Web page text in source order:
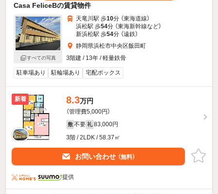
Casa FeliceBの賃貸物件
すべての写真
天竜川駅 歩10分 （東海道線）
浜松駅 歩54分 （東海新幹線など）
新浜松駅 歩54分 （遠鉄）
静岡県浜松市中央区飯田町
3階建 / 13年 / 軽量鉄骨
駐車場あり 駐輪場あり 宅配ボックス
新着 8.3万円
（管理費5,000円）
敷 不要 礼 83,000円
3階 / 2LDK / 58.37㎡
お問い合わせ （無料）
提供